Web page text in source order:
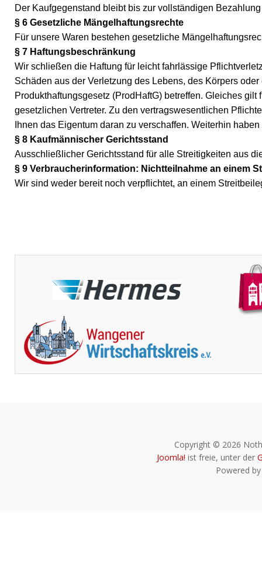
Der Kaufgegenstand bleibt bis zur vollständigen
§ 6 Gesetzliche Mängelhaftungsrechte
Für unsere Waren bestehen gesetzliche
§ 7 Haftungsbeschränkung
Wir schließen die Haftung für leicht fahrlässige
Schäden aus der Verletzung des Lebens, des Körpers
Produkthaftungsgesetz (ProdHaftG) betreffen. Gleiches
gesetzlichen Vertreter. Zu den vertragswesentlichen
Ihnen das Eigentum daran zu verschaffen. Weiterhin
§ 8 Kaufmännischer Gerichtsstand
Ausschließlicher Gerichtsstand für alle Streitigkeiten aus
§ 9 Verbraucherinformation: Nichtteilnahme an einem
Wir sind weder bereit noch verpflichtet, an einem
Copyright © 2026
Joomla! ist freie, unter der
Powered